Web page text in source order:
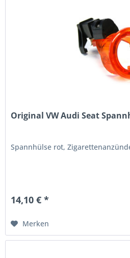
Original VW Audi Seat
Spannhülse rot,
14,10 € *
Merken